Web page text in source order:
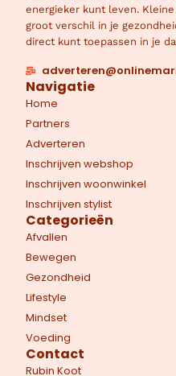
energieker kunt leven.
groot verschil in je
direct kunt toepassen in je
Navigatie
Home
Partners
Adverteren
Inschrijven webshop
Inschrijven woonwinkel
Inschrijven stylist
Categorieën
Afvallen
Bewegen
Gezondheid
Lifestyle
Mindset
Voeding
Contact
Rubin Koot